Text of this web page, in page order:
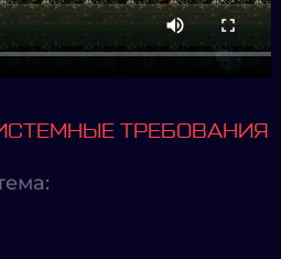
ТРЕБОВАНИЯ